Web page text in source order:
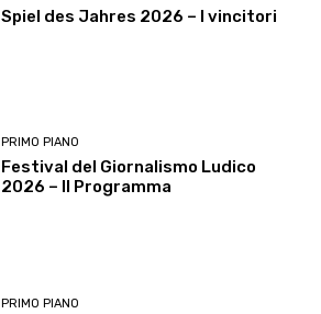
Spiel des Jahres 2026 – I vincitori
PRIMO PIANO
Festival del Giornalismo Ludico
2026 – Il Programma
PRIMO PIANO